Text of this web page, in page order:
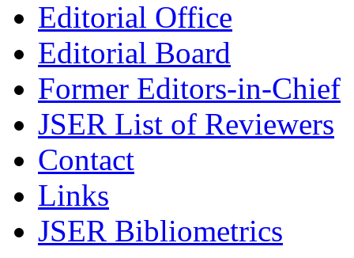
Editorial Office
Editorial Board
Former Editors-in-Chief
JSER List of Reviewers
Contact
Links
JSER Bibliometrics